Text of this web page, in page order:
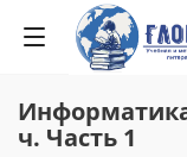
ч. Часть 1